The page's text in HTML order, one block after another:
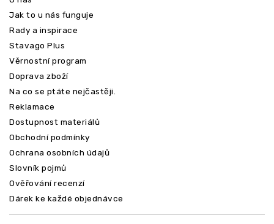
Jak to u nás funguje
Rady a inspirace
Stavago Plus
Věrnostní program
Doprava zboží
Na co se ptáte nejčastěji.
Reklamace
Dostupnost materiálů
Obchodní podmínky
Ochrana osobních údajů
Slovník pojmů
Ověřování recenzí
Dárek ke každé objednávce